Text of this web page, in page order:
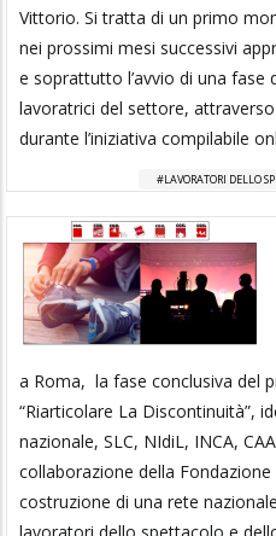
Vittorio. Si tratta di un primo
nei prossimi mesi successivi
e soprattutto l’avvio di una
lavoratrici del settore,
durante l’iniziativa compilabile
LAVORATORI DELLO
a Roma, la fase conclusiva del
“Riarticolare La Discontinuità”,
nazionale, SLC, NIdiL, INCA,
collaborazione della
costruzione di una rete